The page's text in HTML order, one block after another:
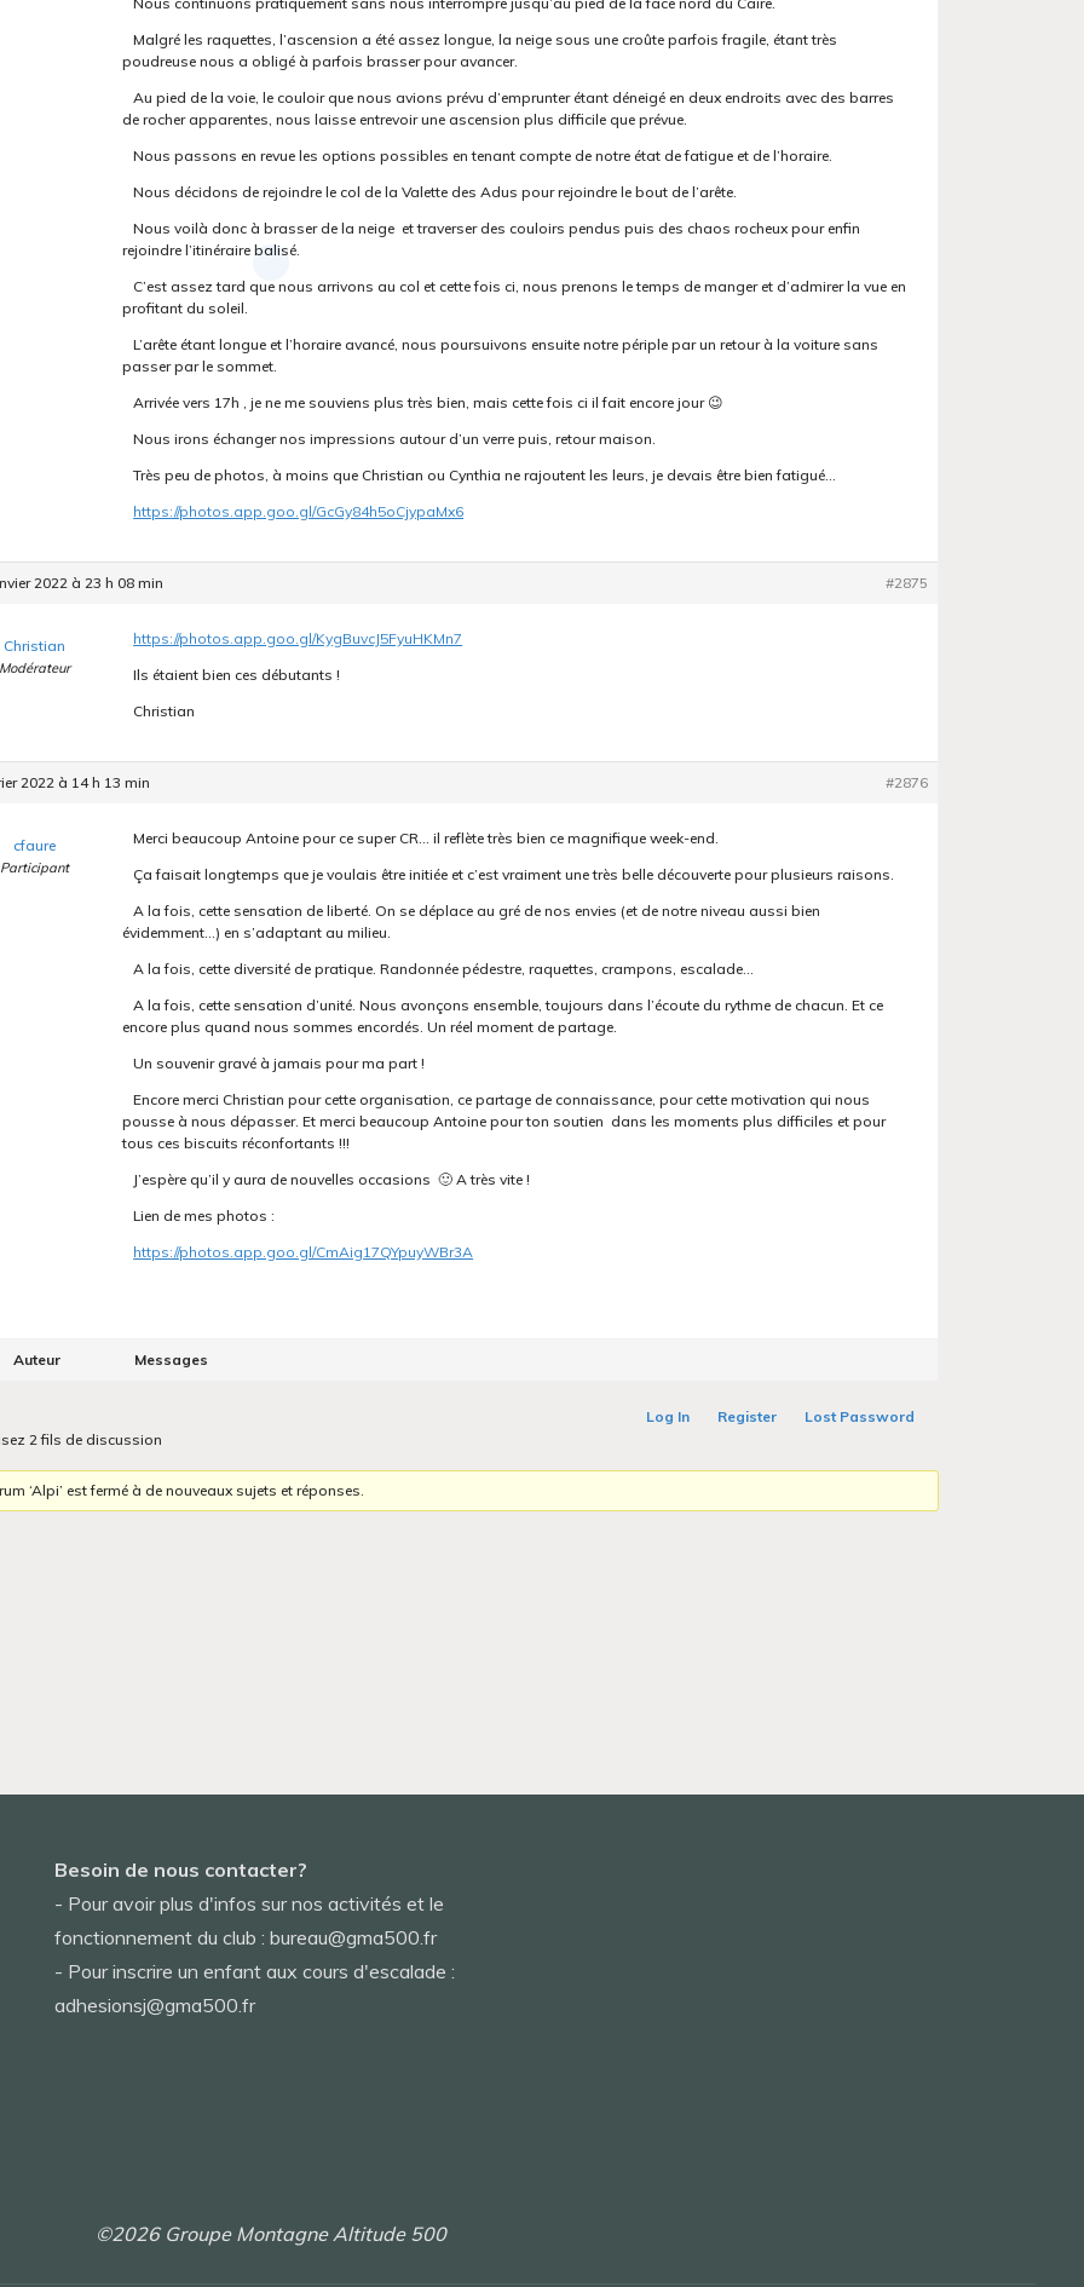
Malgré les raquettes, l’ascension a été assez longue, la neige sous une croûte parfois fragile, étant très
poudreuse nous a obligé à parfois brasser pour avancer.
Au pied de la voie, le couloir que nous avions prévu d’emprunter étant déneigé en deux endroits avec des barres
de rocher apparentes, nous laisse entrevoir une ascension plus difficile que prévue.
Nous passons en revue les options possibles en tenant compte de notre état de fatigue et de l’horaire.
Nous décidons de rejoindre le col de la Valette des Adus pour rejoindre le bout de l’arête.
Nous voilà donc à brasser de la neige et traverser des couloirs pendus puis des chaos rocheux pour enfin
rejoindre l’itinéraire balisé.
C’est assez tard que nous arrivons au col et cette fois ci, nous prenons le temps de manger et d’admirer la vue en
profitant du soleil.
L’arête étant longue et l’horaire avancé, nous poursuivons ensuite notre périple par un retour à la voiture sans
passer par le sommet.
Arrivée vers 17h , je ne me souviens plus très bien, mais cette fois ci il fait encore jour 😉
Nous irons échanger nos impressions autour d’un verre puis, retour maison.
Très peu de photos, à moins que Christian ou Cynthia ne rajoutent les leurs, je devais être bien fatigué…
https://photos.app.goo.gl/GcGy84h5oCjypaMx6
2022 à 23 h 08 min #2875
Christian
Modérateur
https://photos.app.goo.gl/KygBuvcJ5FyuHKMn7
Ils étaient bien ces débutants !
Christian
2022 à 14 h 13 min #2876
cfaure
Participant
Merci beaucoup Antoine pour ce super CR… il reflète très bien ce magnifique week-end.
Ça faisait longtemps que je voulais être initiée et c’est vraiment une très belle découverte pour plusieurs raisons.
A la fois, cette sensation de liberté. On se déplace au gré de nos envies (et de notre niveau aussi bien
évidemment…) en s’adaptant au milieu.
A la fois, cette diversité de pratique. Randonnée pédestre, raquettes, crampons, escalade…
A la fois, cette sensation d’unité. Nous avonçons ensemble, toujours dans l’écoute du rythme de chacun. Et ce
encore plus quand nous sommes encordés. Un réel moment de partage.
Un souvenir gravé à jamais pour ma part !
Encore merci Christian pour cette organisation, ce partage de connaissance, pour cette motivation qui nous
pousse à nous dépasser. Et merci beaucoup Antoine pour ton soutien dans les moments plus difficiles et pour
tous ces biscuits réconfortants !!!
J’espère qu’il y aura de nouvelles occasions 🙂 A très vite !
Lien de mes photos :
https://photos.app.goo.gl/CmAig17QYpuyWBr3A
Auteur Messages
Log In Register
Lost Password
2 fils de discussion
‘Alpi’ est fermé à de nouveaux sujets et réponses.
Besoin de nous contacter?
- Pour avoir plus d'infos sur nos activités et le
fonctionnement du club : bureau@gma500.fr
- Pour inscrire un enfant aux cours d'escalade :
adhesionsj@gma500.fr
©2026 Groupe Montagne Altitude 500